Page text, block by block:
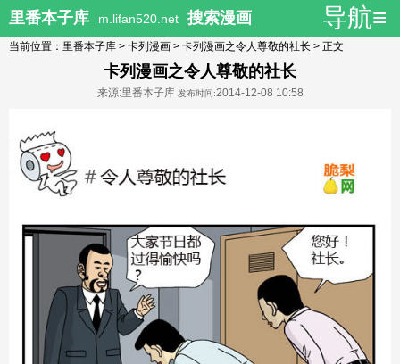
里番本子库 m.lifan520.net 搜索漫画 导航≡
当前位置： 里番本子库 > 卡列漫画 > 卡列漫画之令人尊敬的社长 > 正文
卡列漫画之令人尊敬的社长
来源:里番本子库 发布时间:2014-12-08 10:58